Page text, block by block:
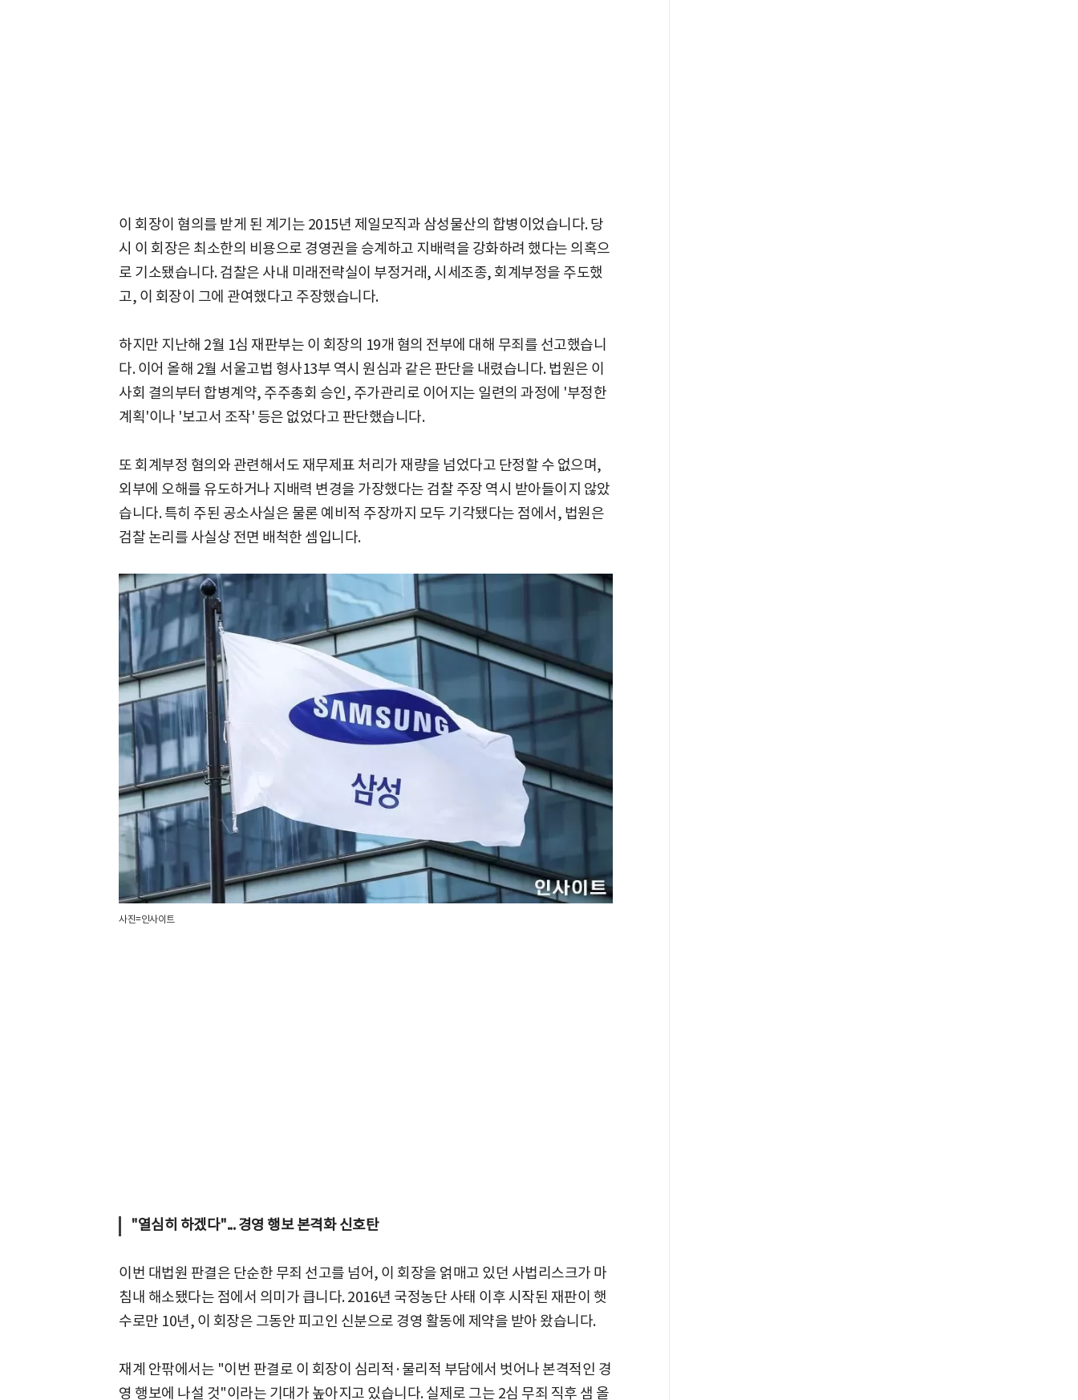
이 회장이 혐의를 받게 된 계기는 2015년 제일모직과 삼성물산의 합병이었습니다. 당
시 이 회장은 최소한의 비용으로 경영권을 승계하고 지배력을 강화하려 했다는 의혹으
로 기소됐습니다. 검찰은 사내 미래전략실이 부정거래, 시세조종, 회계부정을 주도했
고, 이 회장이 그에 관여했다고 주장했습니다.
하지만 지난해 2월 1심 재판부는 이 회장의 19개 혐의 전부에 대해 무죄를 선고했습니
다. 이어 올해 2월 서울고법 형사13부 역시 원심과 같은 판단을 내렸습니다. 법원은 이
사회 결의부터 합병계약, 주주총회 승인, 주가관리로 이어지는 일련의 과정에 '부정한
계획'이나 '보고서 조작' 등은 없었다고 판단했습니다.
또 회계부정 혐의와 관련해서도 재무제표 처리가 재량을 넘었다고 단정할 수 없으며,
외부에 오해를 유도하거나 지배력 변경을 가장했다는 검찰 주장 역시 받아들이지 않았
습니다. 특히 주된 공소사실은 물론 예비적 주장까지 모두 기각됐다는 점에서, 법원은
검찰 논리를 사실상 전면 배척한 셈입니다.
사진=인사이트
"열심히 하겠다"... 경영 행보 본격화 신호탄
이번 대법원 판결은 단순한 무죄 선고를 넘어, 이 회장을 얽매고 있던 사법리스크가 마
침내 해소됐다는 점에서 의미가 큽니다. 2016년 국정농단 사태 이후 시작된 재판이 햇
수로만 10년, 이 회장은 그동안 피고인 신분으로 경영 활동에 제약을 받아 왔습니다.
재계 안팎에서는 "이번 판결로 이 회장이 심리적·물리적 부담에서 벗어나 본격적인 경
영 행보에 나설 것"이라는 기대가 높아지고 있습니다. 실제로 그는 2심 무죄 직후 샘 올